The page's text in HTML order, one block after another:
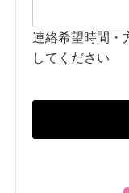
連絡希望時間・
してください